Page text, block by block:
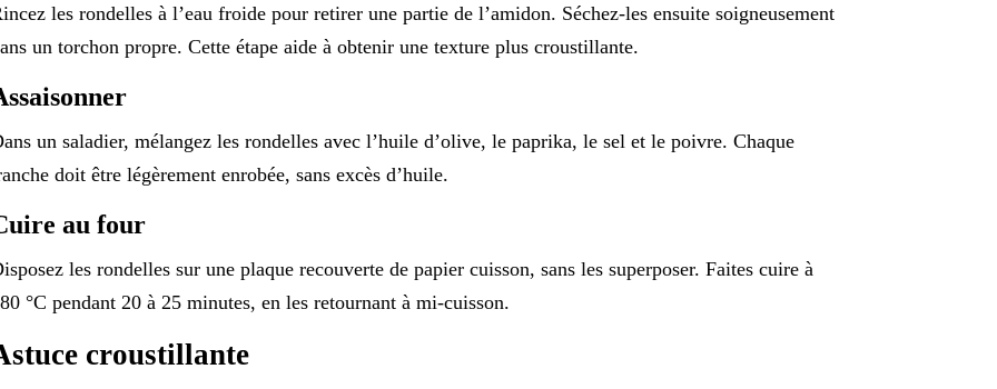
les rondelles à l’eau froide pour retirer une partie de l’amidon. Séchez-les ensuite soigneusement
un torchon propre. Cette étape aide à obtenir une texture plus croustillante.
un saladier, mélangez les rondelles avec l’huile d’olive, le paprika, le sel et le poivre. Chaque
doit être légèrement enrobée, sans excès d’huile.
au four
les rondelles sur une plaque recouverte de papier cuisson, sans les superposer. Faites cuire à
°C pendant 20 à 25 minutes, en les retournant à mi-cuisson.
croustillante